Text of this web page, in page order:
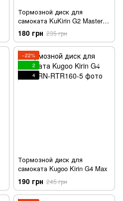
Тормозной диск для
самоката KuKirin G2 Master /
T3
180 грн 235 грн
−22%
2
4
Тормозной диск для
самоката Kugoo Kirin G4 Max
190 грн 245 грн